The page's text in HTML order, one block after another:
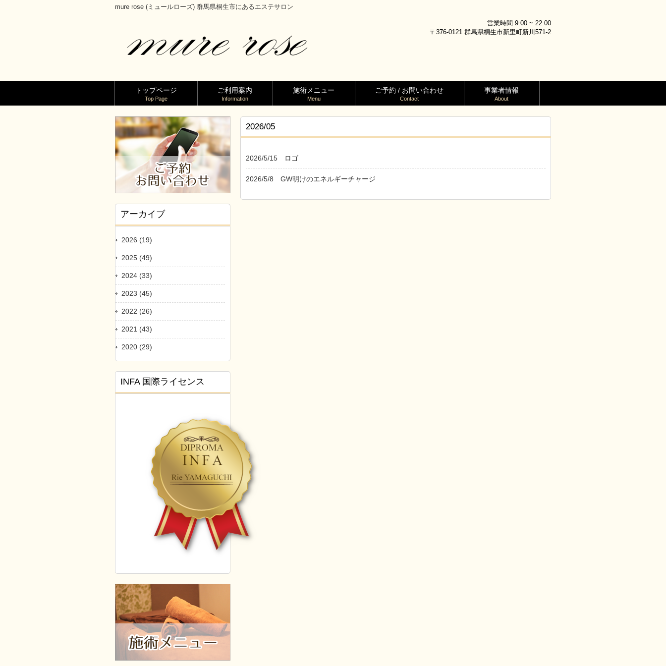
mure rose (ミュールローズ) 群馬県桐生市にあるエステサロン
営業時間 9:00 ~ 22:00
〒376-0121 群馬県桐生市新里町新川571-2
トップページ
Top Page
ご利用案内
Information
施術メニュー
Menu
ご予約 / お問い合わせ
Contact
事業者情報
About
2026/05
2026/5/15 ロゴ
2026/5/8 GW明けのエネルギーチャージ
アーカイブ
2026 (19)
2025 (49)
2024 (33)
2023 (45)
2022 (26)
2021 (43)
2020 (29)
INFA 国際ライセンス